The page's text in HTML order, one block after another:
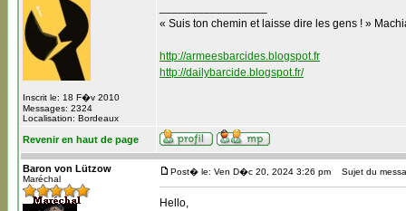
Inscrit le: 18 F�v 2010
Messages: 2324
Localisation: Bordeaux
« Suis ton chemin et laisse dire les gens ! »
http://armeesbarcides.blogspot.fr
http://dailybarcide.blogspot.fr/
Revenir en haut de page
Baron von Lützow
Maréchal
Post� le: Ven D�c 20, 2024 3:26 pm Sujet du
Hello,